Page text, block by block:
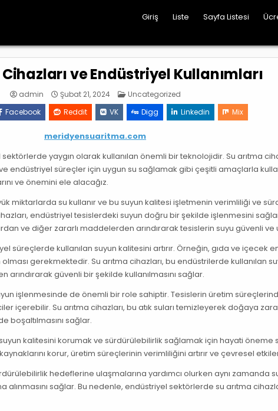
Giriş Liste Sayfa Listesi
ve Endüstriyel Kullanımları
admin Şubat 21, 2024 Posted
Uncategorized
Facebook Reddit VK Digg Linkedin Mix
meridyensuaritma.com
yaygın olarak kullanılan önemli bir teknolojidir. Su arıtma
endüstriyel süreçler için uygun su sağlamak gibi çeşitli amaçlarla
ve önemini ele alacağız.
miktarlarda su kullanır ve bu suyun kalitesi işletmenin verimliliği ve
endüstriyel tesislerdeki suyun doğru bir şekilde işlenmesini
ve diğer zararlı maddelerden arındırarak tesislerin suyu güvenli ve
süreçlerde kullanılan suyun kalitesini artırır. Örneğin, gıda ve içecek
gerekmektedir. Su arıtma cihazları, bu endüstrilerde kullanılan
güvenli bir şekilde kullanılmasını sağlar.
işlenmesinde de önemli bir role sahiptir. Tesislerin üretim
içerebilir. Su arıtma cihazları, bu atık suları temizleyerek doğaya
boşaltılmasını sağlar.
kalitesini korumak ve sürdürülebilirlik sağlamak için hayati öneme
korur, üretim süreçlerinin verimliliğini artırır ve çevresel
hedeflerine ulaşmalarına yardımcı olurken aynı zamanda
alınmasını sağlar. Bu nedenle, endüstriyel sektörlerde su arıtma